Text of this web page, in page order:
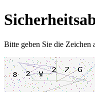
Bitte geben Sie die Zeichen